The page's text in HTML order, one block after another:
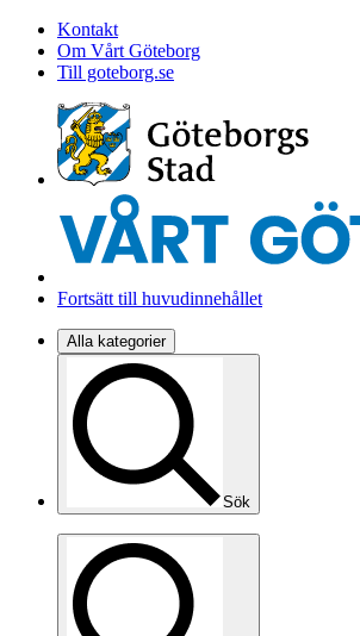
Kontakt
Om Vårt Göteborg
Till goteborg.se
Fortsätt till huvudinnehållet
Alla kategorier
Sök